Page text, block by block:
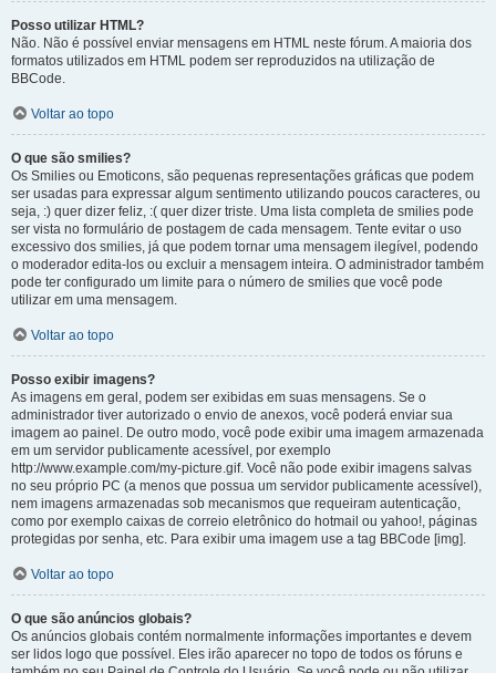
Posso utilizar HTML?
Não. Não é possível enviar mensagens em HTML neste fórum. A maioria dos
formatos utilizados em HTML podem ser reproduzidos na utilização de
BBCode.
Voltar ao topo
O que são smilies?
Os Smilies ou Emoticons, são pequenas representações gráficas que podem
ser usadas para expressar algum sentimento utilizando poucos caracteres, ou
seja, :) quer dizer feliz, :( quer dizer triste. Uma lista completa de smilies pode
ser vista no formulário de postagem de cada mensagem. Tente evitar o uso
excessivo dos smilies, já que podem tornar uma mensagem ilegível, podendo
o moderador edita-los ou excluir a mensagem inteira. O administrador também
pode ter configurado um limite para o número de smilies que você pode
utilizar em uma mensagem.
Voltar ao topo
Posso exibir imagens?
As imagens em geral, podem ser exibidas em suas mensagens. Se o
administrador tiver autorizado o envio de anexos, você poderá enviar sua
imagem ao painel. De outro modo, você pode exibir uma imagem armazenada
em um servidor publicamente acessível, por exemplo
http://www.example.com/my-picture.gif. Você não pode exibir imagens salvas
no seu próprio PC (a menos que possua um servidor publicamente acessível),
nem imagens armazenadas sob mecanismos que requeiram autenticação,
como por exemplo caixas de correio eletrônico do hotmail ou yahoo!, páginas
protegidas por senha, etc. Para exibir uma imagem use a tag BBCode [img].
Voltar ao topo
O que são anúncios globais?
Os anúncios globais contém normalmente informações importantes e devem
ser lidos logo que possível. Eles irão aparecer no topo de todos os fóruns e